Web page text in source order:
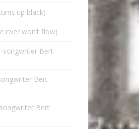
up black)
river won’t flow)
songwriter Bert
Bert
Bert